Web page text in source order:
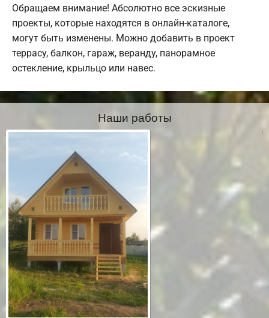
Обращаем внимание! Абсолютно все эскизные
проекты, которые находятся в онлайн-каталоге,
могут быть изменены. Можно добавить в проект
террасу, балкон, гараж, веранду, панорамное
остекление, крыльцо или навес.
Наши работы